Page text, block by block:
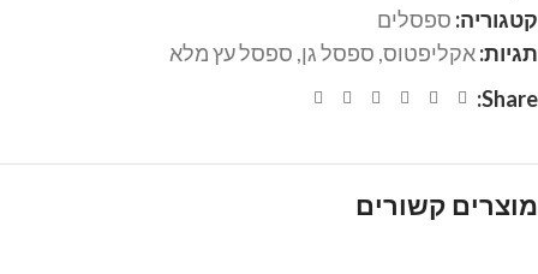
קטגוריה: ספסלים
תגיות:אקליפטוס, ספסל גן, ספסל עץ מלא
Share:
מוצרים קשורים